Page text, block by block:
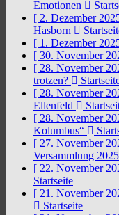
Emotionen
[ 2. Dezember
Hasborn
[ 1. Dezember
[ 30. November
[ 28. November
trotzen?
[ 28. November
Ellenfeld
[ 28. November
Kolumbus“
[ 27. November
Versammlung 2025
[ 22. November
Startseite
[ 21. November
Startseite